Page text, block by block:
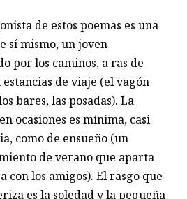
de estos poemas es una
sí mismo, un joven
por los caminos, a ras de
estancias de viaje (el vagón
bares, las posadas). La
ocasiones es mínima, casi
como de ensueño (un
de verano que aparta
con los amigos). El rasgo que
es la soledad y la pequeña